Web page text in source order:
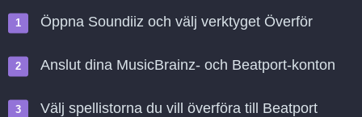
Öppna Soundiiz och välj verktyget Överför
Anslut dina MusicBrainz- och Beatport-konton
Välj spellistorna du vill överföra till Beatport